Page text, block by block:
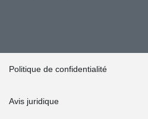
Politique de confidentialité
Avis juridique